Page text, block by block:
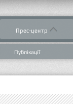
Прес-центр
Публікації